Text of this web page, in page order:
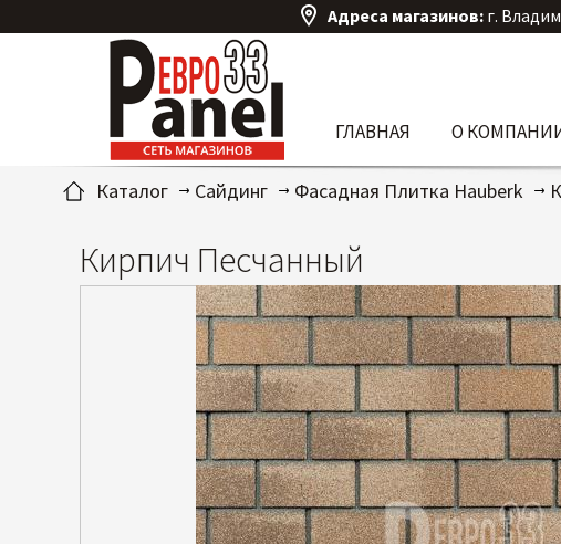
Адреса магазинов: г.
ГЛАВНАЯ О
Каталог Сайдинг Фасадная Плитка Hauberk
Кирпич Песчанный